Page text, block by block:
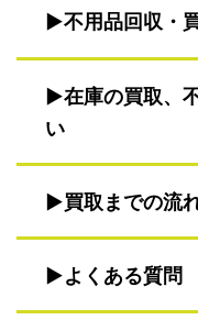
不用品回収・
在庫の買取、
い
買取までの流
よくある質問